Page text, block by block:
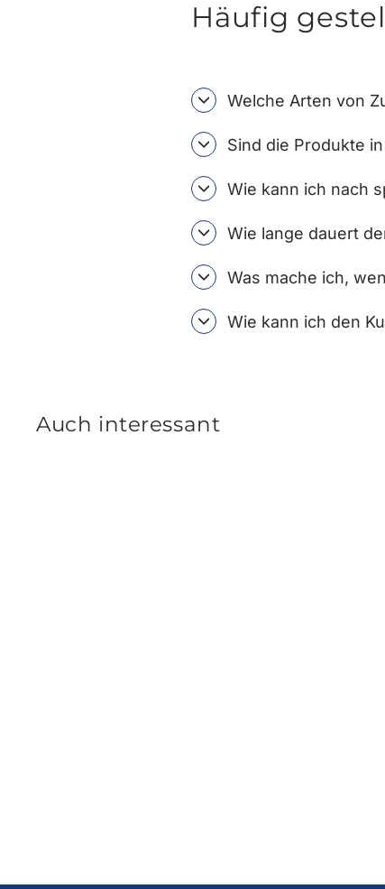
Häufig
Welche Arten von
Sind die Produkte
Wie kann ich nach
Wie lange dauert
Was mache ich,
Wie kann ich den
Auch interessant